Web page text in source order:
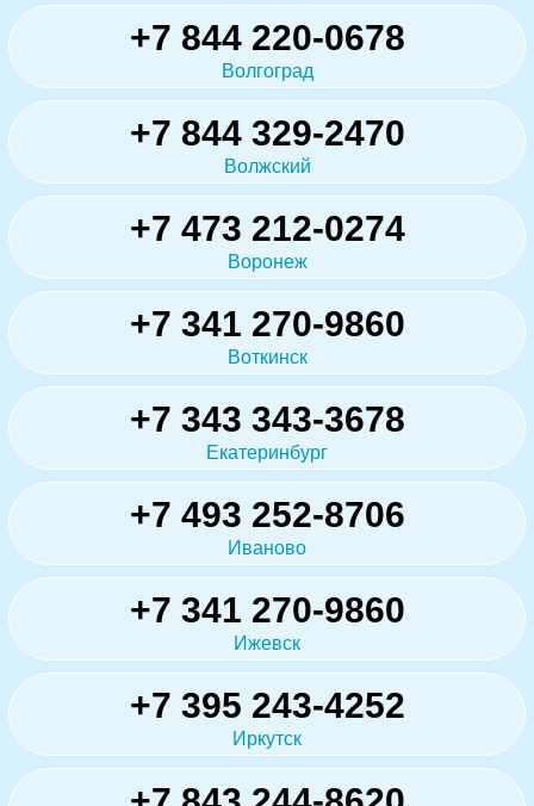
+7 844 220-0678
Волгоград
+7 844 329-2470
Волжский
+7 473 212-0274
Воронеж
+7 341 270-9860
Воткинск
+7 343 343-3678
Екатеринбург
+7 493 252-8706
Иваново
+7 341 270-9860
Ижевск
+7 395 243-4252
Иркутск